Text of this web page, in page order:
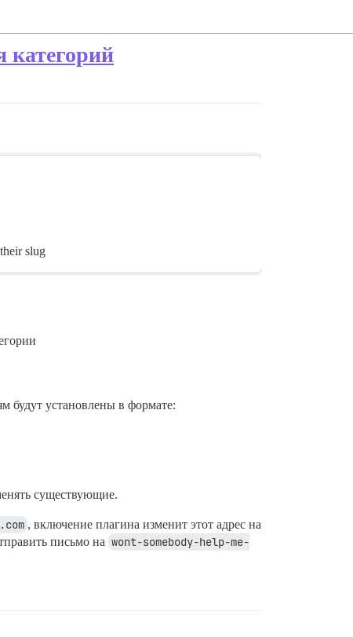
категорий
slug
будут установлены в формате:
существующие.
, включение плагина изменит этот адрес на
письмо на wont-somebody-help-me-